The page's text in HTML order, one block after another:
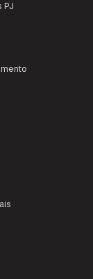
PJ